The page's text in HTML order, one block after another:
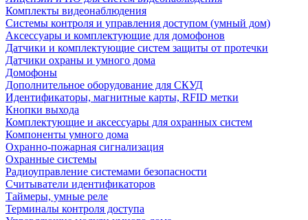
Комплекты видеонаблюдения
Системы контроля и управления доступом (умный дом)
Аксессуары и комплектующие для домофонов
Датчики и комплектующие систем защиты от протечки
Датчики охраны и умного дома
Домофоны
Дополнительное оборудование для СКУД
Идентификаторы, магнитные карты, RFID метки
Кнопки выхода
Комплектующие и аксессуары для охранных систем
Компоненты умного дома
Охранно-пожарная сигнализация
Охранные системы
Радиоуправление системами безопасности
Считыватели идентификаторов
Таймеры, умные реле
Терминалы контроля доступа